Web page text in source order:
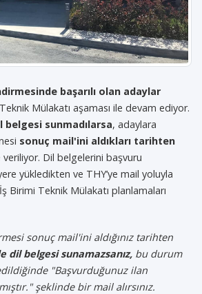
başarılı olan adaylar
Mülakatı aşaması ile devam ediyor.
sunmadılarsa, adaylara
sonuç mail'ini aldıkları tarihten
veriliyor. Dil belgelerini başvuru
yükledikten ve THY’ye mail yoluyla
Birimi Teknik Mülakatı planlamaları
sonuç mail'ini aldığınız tarihten
dil belgesi sunamazsanız, bu durum
"Başvurduğunuz ilan
şeklinde bir mail alırsınız.